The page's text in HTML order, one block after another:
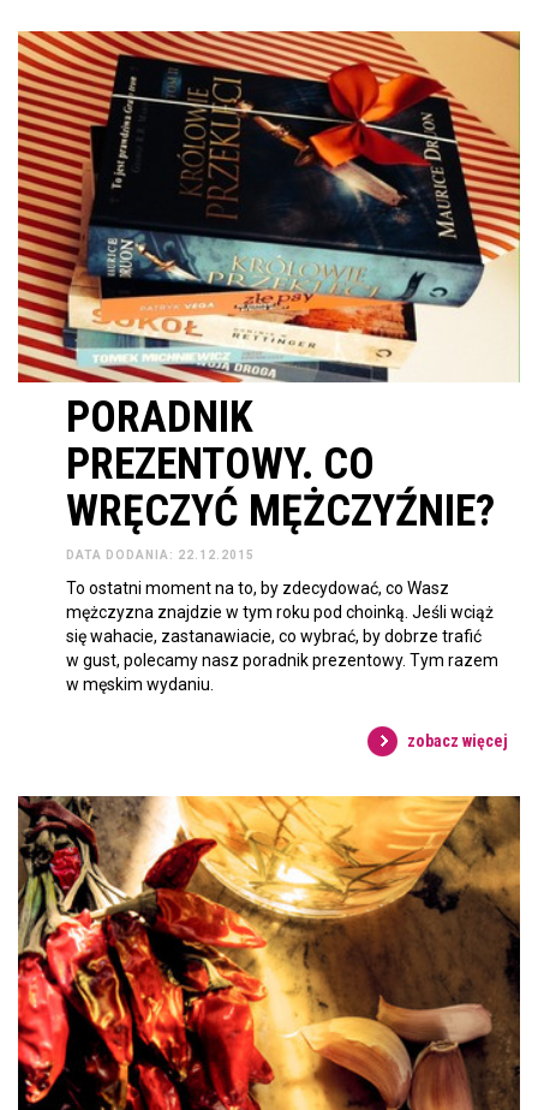
PORADNIK
PREZENTOWY. CO
WRĘCZYĆ MĘŻCZYŹNIE?
DATA DODANIA: 22.12.2015
To ostatni moment na to, by zdecydować, co Wasz
mężczyzna znajdzie w tym roku pod choinką. Jeśli wciąż
się wahacie, zastanawiacie, co wybrać, by dobrze trafić
w gust, polecamy nasz poradnik prezentowy. Tym razem
w męskim wydaniu.
zobacz więcej